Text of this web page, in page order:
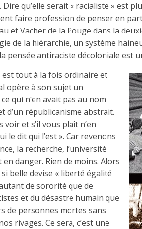
qu’elle serait « racialiste » est
faire profession de penser en
et Vacher de la Pouge dans la
de la hiérarchie, un système
pensée antiraciste décoloniale est
est tout à la fois ordinaire et
opère à son sujet un
qui n’en avait pas au nom
d’un républicanisme abstrait.
voir et s’il vous plaît n’en
le dit qui l’est ». Car revenons
la recherche, l’université
danger. Rien de moins. Alors
belle devise « liberté égalité
de sororité que de
et du désastre humain que
de personnes mortes sans
rivages. Ce sera, c’est une